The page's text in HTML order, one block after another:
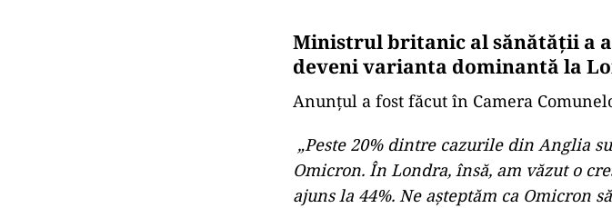
Ministrul britanic al sănătății a
deveni varianta dominantă la
Anunțul a fost făcut în Camera
„Peste 20% dintre cazurile din Anglia
Omicron. În Londra, însă, am văzut o
ajuns la 44%. Ne așteptăm ca Omicron